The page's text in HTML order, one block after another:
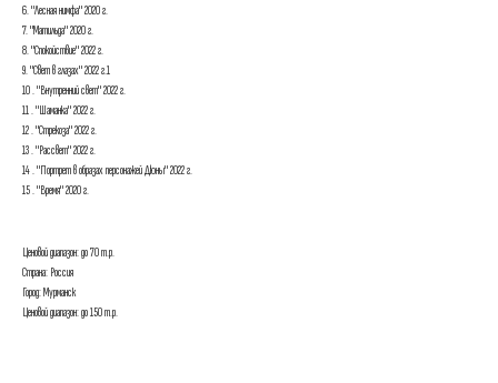
6. "Лесная нимфа" 2020 г.
7. "Матильда" 2020 г.
8. "Спокойствие" 2022 г.
9. "Свет в глазах" 2022 г.1
10 . "Внутренний свет" 2022 г.
11 . "Шаманка" 2022 г.
12 . "Стрекоза" 2022 г.
13 . "Рассвет" 2022 г.
14 . "Портрет в образах персонажей Дюны" 2022 г.
15 . "Время" 2020 г.
Ценовой диапазон: до 70 т.р.
Страна: Россия
Город: Мурманск
Ценовой диапазон: до 150 т.р.